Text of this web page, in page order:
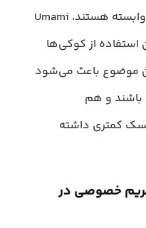
به کوکی‌ها یا اطلاعات شخصی وابسته هستند، Umami
استفاده از کوکی‌ها
موضوع باعث می‌شود
باشند و هم
کمتری داشته
خصوصی در